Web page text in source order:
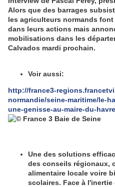
Alors que des barrages
les agriculteurs normands
dans leurs actions mais
mobilisations dans les
Calvados mardi prochain.
Voir aussi:
http://france3-
normandie/seine-maritime/le-
une-genisse-au-maire-du-
Une des solutions
des conseils régionaux,
alimentaire locale voire
scolaires. Face à